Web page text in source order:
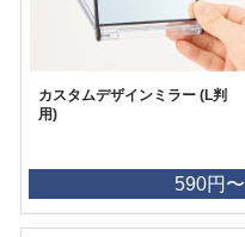
カスタムデザインミラー (L判
用)
590円〜